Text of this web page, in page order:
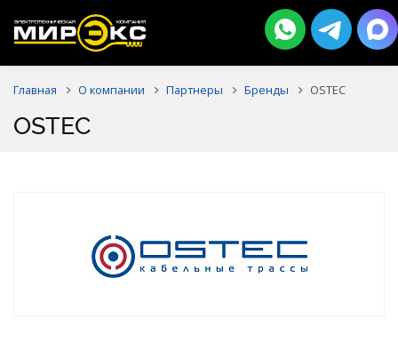
Главная О компании Партнеры Бренды OSTEC
OSTEC